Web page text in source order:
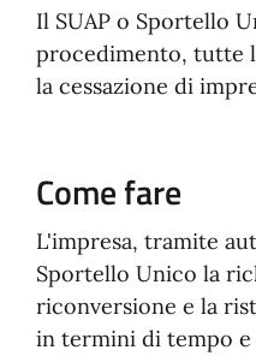
Il SUAP o Sportello
procedimento, tutte
la cessazione di
Come fare
L'impresa, tramite
Sportello Unico la
riconversione e la
in termini di tempo